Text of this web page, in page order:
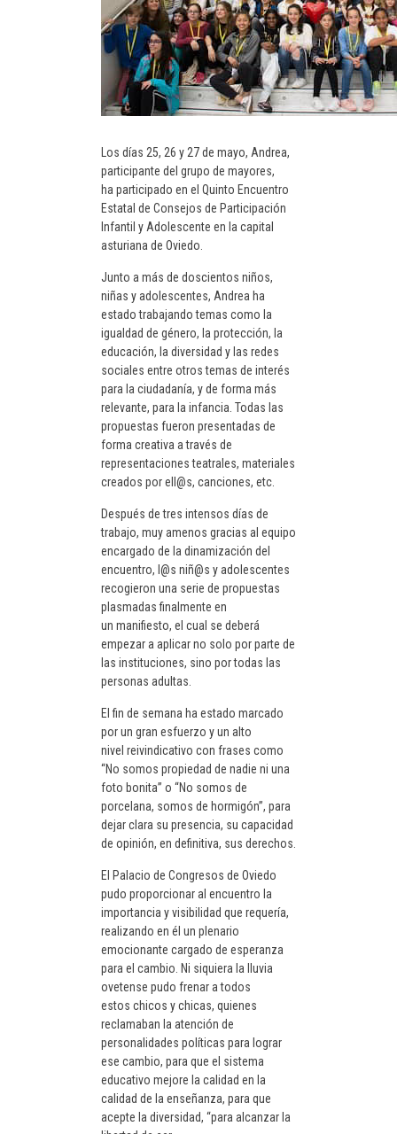
Los días 25, 26 y 27 de mayo, Andrea,
participante del grupo de mayores,
ha participado en el Quinto Encuentro
Estatal de Consejos de Participación
Infantil y Adolescente en la capital
asturiana de Oviedo.
Junto a más de doscientos niños,
niñas y adolescentes, Andrea ha
estado trabajando temas como la
igualdad de género, la protección, la
educación, la diversidad y las redes
sociales entre otros temas de interés
para la ciudadanía, y de forma más
relevante, para la infancia. Todas las
propuestas fueron presentadas de
forma creativa a través de
representaciones teatrales, materiales
creados por ell@s, canciones, etc.
Después de tres intensos días de
trabajo, muy amenos gracias al equipo
encargado de la dinamización del
encuentro, l@s niñ@s y adolescentes
recogieron una serie de propuestas
plasmadas finalmente en
un manifiesto, el cual se deberá
empezar a aplicar no solo por parte de
las instituciones, sino por todas las
personas adultas.
El fin de semana ha estado marcado
por un gran esfuerzo y un alto
nivel reivindicativo con frases como
“No somos propiedad de nadie ni una
foto bonita” o “No somos de
porcelana, somos de hormigón”, para
dejar clara su presencia, su capacidad
de opinión, en definitiva, sus derechos.
El Palacio de Congresos de Oviedo
pudo proporcionar al encuentro la
importancia y visibilidad que requería,
realizando en él un plenario
emocionante cargado de esperanza
para el cambio. Ni siquiera la lluvia
ovetense pudo frenar a todos
estos chicos y chicas, quienes
reclamaban la atención de
personalidades políticas para lograr
ese cambio, para que el sistema
educativo mejore la calidad en la
calidad de la enseñanza, para que
acepte la diversidad, “para alcanzar la